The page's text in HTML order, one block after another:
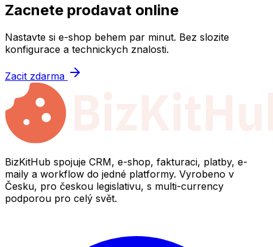
Zacnete prodavat online
Nastavte si e-shop behem par minut. Bez slozite
konfigurace a technickych znalosti.
Zacit zdarma
BizKitHub spojuje CRM, e-shop, fakturaci, platby, e-
maily a workflow do jedné platformy. Vyrobeno v
Česku, pro českou legislativu, s multi-currency
podporou pro celý svět.